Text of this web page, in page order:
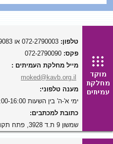
טלפון:
פקס:
מייל מחלקת העמיתים :
moked@kavb.org.il
מענה טלפוני:
ימי א'-ה' בין השעות 08:00-16:00
כתובת למכתבים:
שמשון 9 ת.ד 3928, פתח תקוה מיקוד 4952701